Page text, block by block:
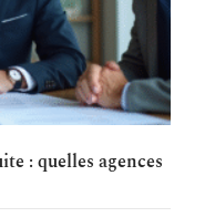
: quelles agences